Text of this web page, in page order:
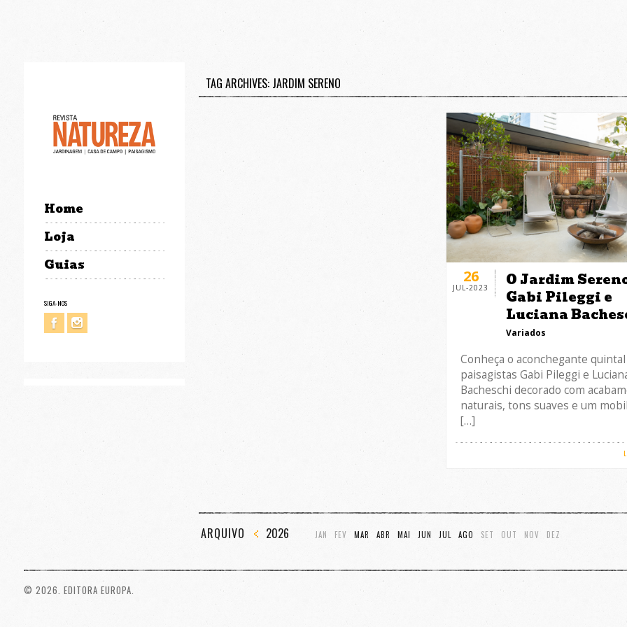
Home
Loja
Guias
SIGA-NOS
TAG ARCHIVES: JARDIM SERENO
26
JUL-2023
O Jardim
Gabi Pileggi e
Luciana
Variados
Conheça o aconchegante
paisagistas Gabi Pileggi e
Bacheschi decorado com
naturais, tons suaves e um
[…]
ARQUIVO 2026 JAN FEV MAR ABR MAI JUN JUL AGO SET OUT NOV DEZ
© 2026. EDITORA EUROPA.